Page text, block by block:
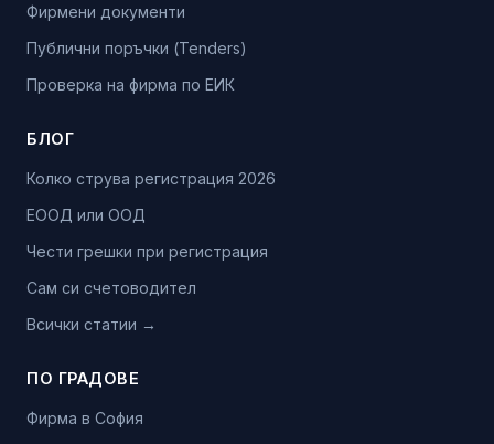
Фирмени документи
Публични поръчки (Tenders)
Проверка на фирма по ЕИК
БЛОГ
Колко струва регистрация 2026
ЕООД или ООД
Чести грешки при регистрация
Сам си счетоводител
Всички статии →
ПО ГРАДОВЕ
Фирма в София